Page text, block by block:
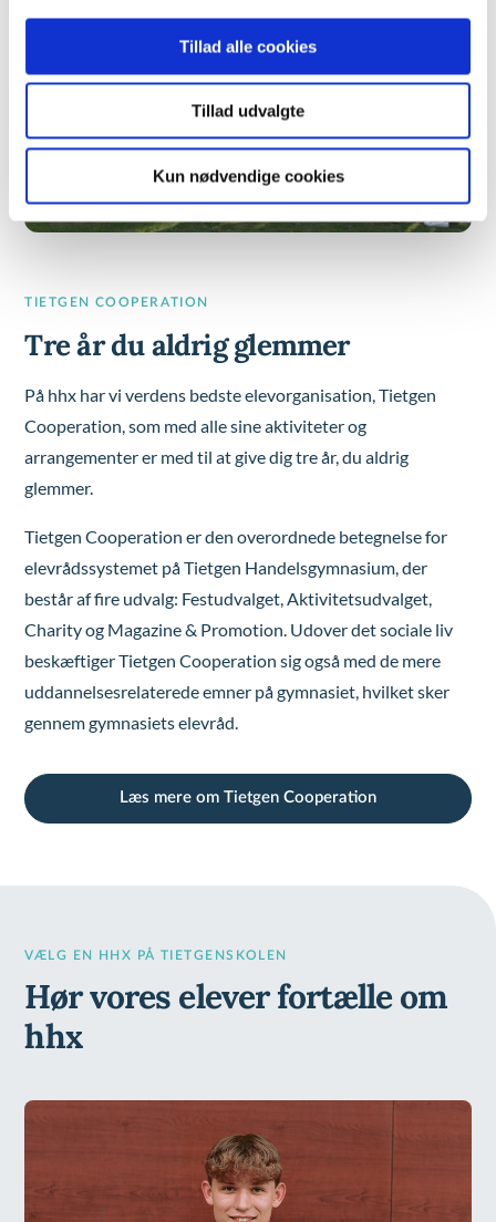
Tillad alle cookies
Tillad udvalgte
Kun nødvendige cookies
TIETGEN COOPERATION
Tre år du aldrig glemmer
På hhx har vi verdens bedste elevorganisation, Tietgen
Cooperation, som med alle sine aktiviteter og
arrangementer er med til at give dig tre år, du aldrig
glemmer.
Tietgen Cooperation er den overordnede betegnelse for
elevrådssystemet på Tietgen Handelsgymnasium, der
består af fire udvalg: Festudvalget, Aktivitetsudvalget,
Charity og Magazine & Promotion. Udover det sociale liv
beskæftiger Tietgen Cooperation sig også med de mere
uddannelsesrelaterede emner på gymnasiet, hvilket sker
gennem gymnasiets elevråd.
Læs mere om Tietgen Cooperation
VÆLG EN HHX PÅ TIETGENSKOLEN
Hør vores elever fortælle om
hhx